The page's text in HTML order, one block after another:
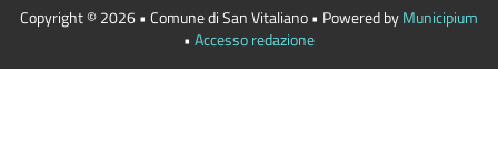
Copyright © 2026 • Comune di San Vitaliano • Powered byMunicipium
• Accesso redazione